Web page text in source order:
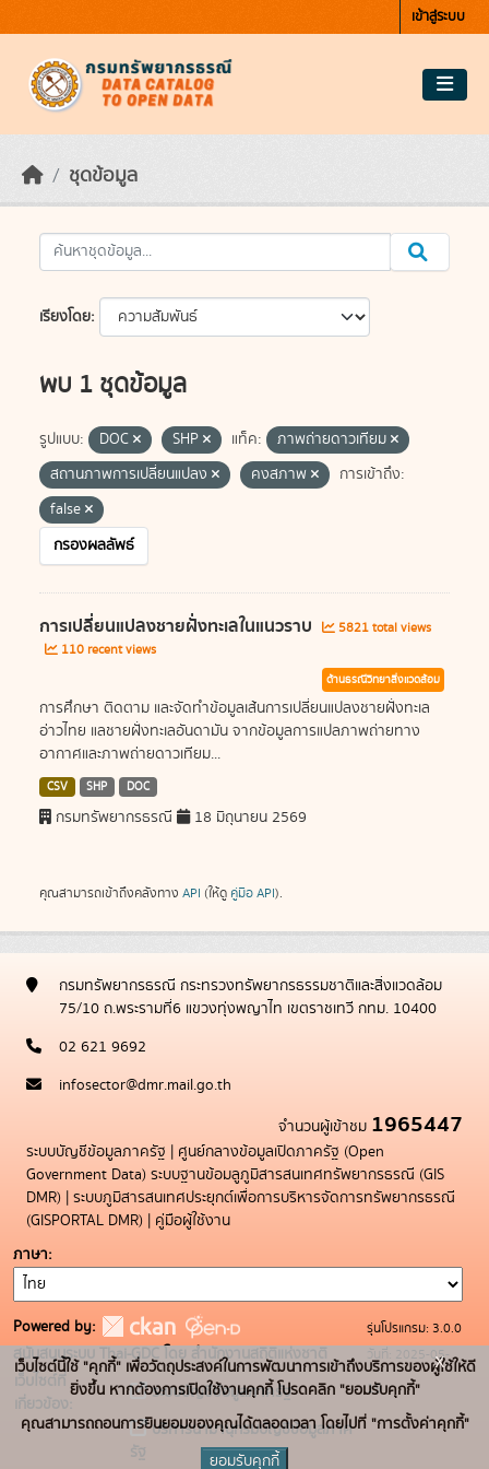
เข้าสู่ระบบ
ชุดข้อมูล
เรียงโดย
พบ 1 ชุดข้อมูล
รูปแบบ: DOC SHP แท็ค:
ภาพถ่ายดาวเทียม
สถานภาพการเปลี่ยนแปลง
คงสภาพ
การเข้าถึง:
false
กรองผลลัพธ์
การเปลี่ยนแปลงชายฝั่งทะเลในแนวราบ
5821 total views
110 recent views
ด้านธรณีวิทยาสิ่งแวดล้อม
การศึกษา ติดตาม และจัดทำข้อมูลเส้นการเปลี่ยนแปลงชายฝั่งทะเล
อ่าวไทย แลชายฝั่งทะเลอันดามัน จากข้อมูลการแปลภาพถ่ายทาง
อากาศและภาพถ่ายดาวเทียม...
CSV SHP DOC
กรมทรัพยากรธรณี 18 มิถุนายน 2569
คุณสามารถเข้าถึงคลังทาง API (ให้ดู คู่มือ API).
กรมทรัพยากรธรณี กระทรวงทรัพยากรธรรมชาติและสิ่งแวดล้อม
75/10 ถ.พระรามที่6 แขวงทุ่งพญาไท เขตราชเทวี กทม. 10400
02 621 9692
infosector@dmr.mail.go.th
จำนวนผู้เข้าชม 1965447
ระบบบัญชีข้อมูลภาครัฐ | ศูนย์กลางข้อมูลเปิดภาครัฐ (Open
Government Data) ระบบฐานข้อมลูภูมิสารสนเทศทรัพยากรธรณี (GIS
DMR) | ระบบภูมิสารสนเทศประยุกต์เพื่อการบริหารจัดการทรัพยากรธรณี
(GISPORTAL DMR) | คู่มือผู้ใช้งาน
ภาษา
Powered by:
สนับสนุนระบบ Thai-GDC โดย สำนักงานสถิติแห่งชาติ
เว็บไซต์ที่
เกี่ยวข้อง:
ระบบบัญชีข้อมูลภาครัฐ
บริการนามานุกรมบัญชีข้อมูลภาค
รัฐ
รุ่นโปรแกรม: 3.0.0
วันที่: 2025-05-
19
เว็บไซต์นี้ใช้ "คุกกี้" เพื่อวัตถุประสงค์ในการพัฒนาการเข้าถึงบริการของผู้ใช้ให้ดี
ยิ่งขึ้น หากต้องการเปิดใช้งานคุกกี้ โปรดคลิก "ยอมรับคุกกี้"
คุณสามารถถอนการยินยอมของคุณได้ตลอดเวลา โดยไปที่ "การตั้งค่าคุกกี้"
ยอมรับคุกกี้
x